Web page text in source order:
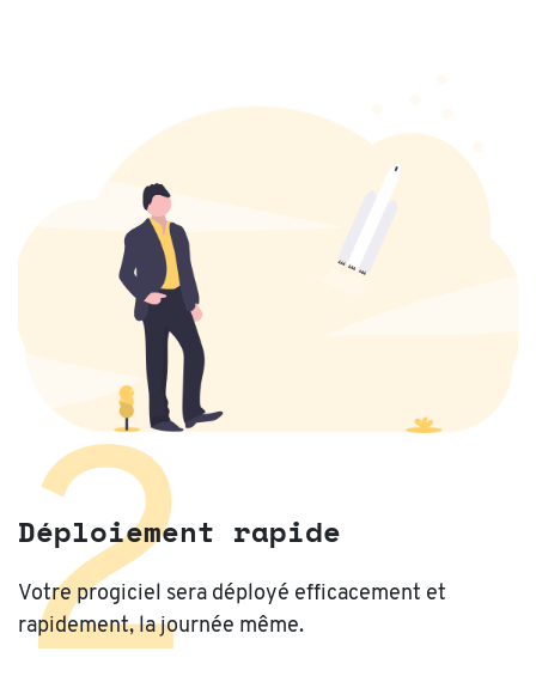
2
Déploiement rapide
Votre progiciel sera déployé efficacement et
rapidement, la journée même.